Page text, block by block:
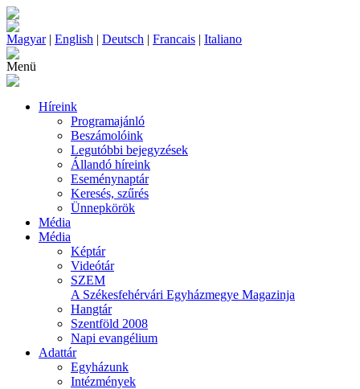
Magyar| English | Deutsch | Francais | Italiano
Menü
Híreink
Programajánló
Beszámolóink
Legutóbbi bejegyzések
Állandó híreink
Eseménynaptár
Keresés, szűrés
Ünnepkörök
Média
Média
Képtár
Videótár
SZEM
A Székesfehérvári Egyházmegye Magazinja
Hangtár
Szentföld 2008
Napi evangélium
Adattár
Egyházunk
Intézmények